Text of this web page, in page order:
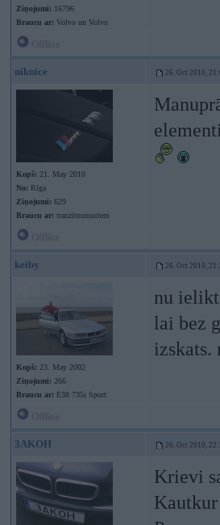
Ziņojumi: 16796
Braucu ar: Volvo un Volvo
niknice 26. Oct 2010,
Kopš: 21. May 2010
No: Rīga
Ziņojumi: 629
Braucu ar: tranzītnumuriem
keiby 26. Oct 2010,
Kopš: 23. May 2002
Ziņojumi: 266
Braucu ar: E38 735i Sport
nu
lai bez
izskats.
3AKOH 26. Oct 2010,
Krievi